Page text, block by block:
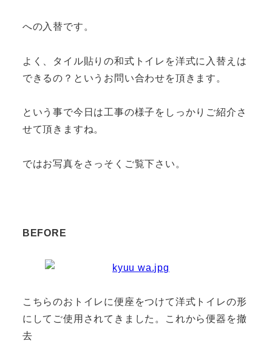
への入替です。
よく、タイル貼りの和式トイレを洋式に入替えは
できるの？というお問い合わせを頂きます。
という事で今日は工事の様子をしっかりご紹介さ
せて頂きますね。
ではお写真をさっそくご覧下さい。
BEFORE
こちらのおトイレに便座をつけて洋式トイレの形
にしてご使用されてきました。これから便器を撤
去